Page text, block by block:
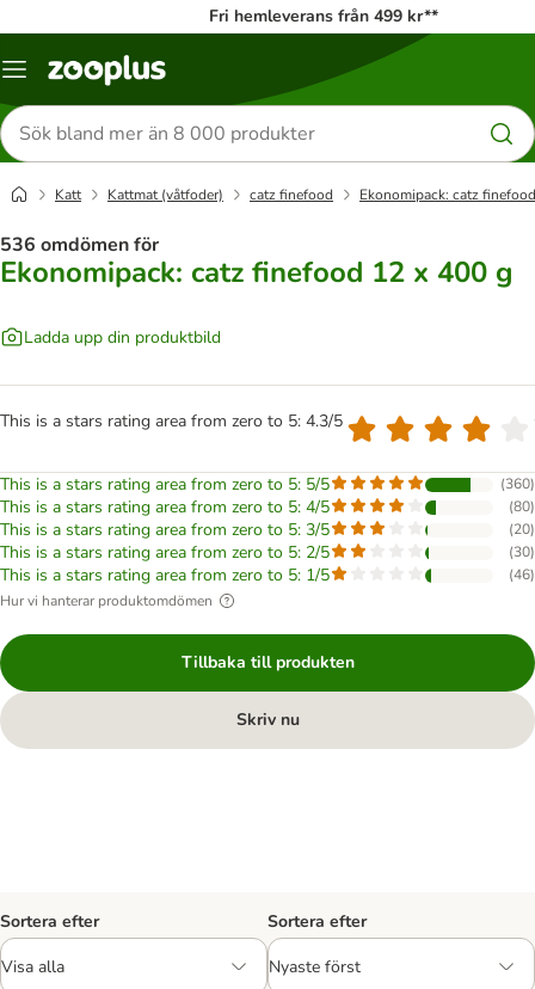
Fri hemleverans från 499 kr**
Katalogmeny
Sök
efter
produkter
Katt Kattmat (våtfoder) catz finefood Ekonomipack: catz
536 omdömen för
Ekonomipack: catz finefood 12 x 400 g
Ladda upp din produktbild
This is a stars rating area from zero to 5: 4.3/5
This is a stars rating area from zero to 5: 5/5 (360)
This is a stars rating area from zero to 5: 4/5 (80)
This is a stars rating area from zero to 5: 3/5 (20)
This is a stars rating area from zero to 5: 2/5 (30)
This is a stars rating area from zero to 5: 1/5 (46)
Hur vi hanterar produktomdömen
Tillbaka till produkten
Skriv nu
Sortera efter Sortera efter